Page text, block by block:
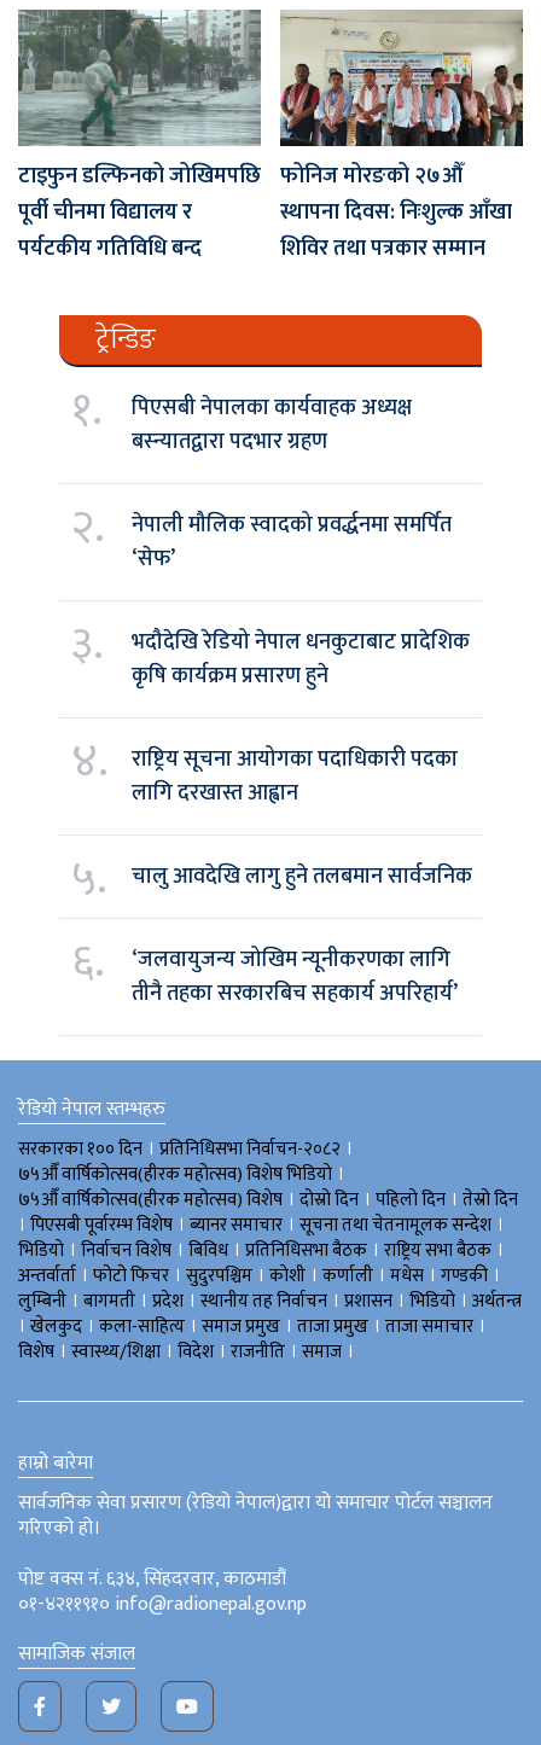
टाइफुन डल्फिनको जोखिमपछि
पूर्वी चीनमा विद्यालय र
पर्यटकीय गतिविधि बन्द
फोनिज मोरङको २७औँ
स्थापना दिवस: निःशुल्क आँखा
शिविर तथा पत्रकार सम्मान
ट्रेन्डिङ
१.
पिएसबी नेपालका कार्यवाहक अध्यक्ष
बस्न्यातद्वारा पदभार ग्रहण
२.
नेपाली मौलिक स्वादको प्रवर्द्धनमा समर्पित
‘सेफ’
३.
भदौदेखि रेडियो नेपाल धनकुटाबाट प्रादेशिक
कृषि कार्यक्रम प्रसारण हुने
४.
राष्ट्रिय सूचना आयोगका पदाधिकारी पदका
लागि दरखास्त आह्वान
५. चालु आवदेखि लागु हुने तलबमान सार्वजनिक
६.
‘जलवायुजन्य जोखिम न्यूनीकरणका लागि
तीनै तहका सरकारबिच सहकार्य अपरिहार्य’
रेडियो नेपाल स्तम्भहरु
सरकारका १०० दिन । प्रतिनिधिसभा निर्वाचन-२०८२ ।
७५औँ वार्षिकोत्सव(हीरक महोत्सव) विशेष भिडियाे ।
७५औँ वार्षिकोत्सव(हीरक महोत्सव) विशेष । दोस्रो दिन । पहिलो दिन । तेस्रो दिन
। पिएसबी पूर्वारम्भ विशेष । ब्यानर समाचार । सूचना तथा चेतनामूलक सन्देश ।
भिडियाे । निर्वाचन विशेष । बिविध। प्रतिनिधिसभा बैठक । राष्ट्रिय सभा बैठक ।
अन्तर्वार्ता । फोटो फिचर । सुदुरपश्चिम । काेशी । कर्णाली । मधेस । गण्डकी ।
लुम्बिनी । बागमती । प्रदेश । स्थानीय तह निर्वाचन । प्रशासन । भिडियो । अर्थतन्त्र
। खेलकुद । कला-साहित्य । समाज प्रमुख । ताजा प्रमुख । ताजा समाचार ।
विशेष । स्वास्थ्य/शिक्षा । विदेश । राजनीति । समाज ।
हाम्रो बारेमा
सार्वजनिक सेवा प्रसारण (रेडियो नेपाल)द्वारा यो समाचार पोर्टल सञ्चालन
गरिएको हो।
पोष्ट वक्स नं. ६३४, सिंहदरवार, काठमाडौं
०१-४२११९१० info@radionepal.gov.np
सामाजिक संजाल